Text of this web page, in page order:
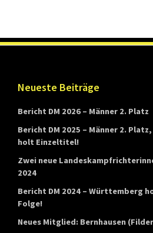
Footer
Neueste Beiträge
Bericht DM 2026 – Männer 2. Platz
Bericht DM 2025 – Männer 2.
holt Einzeltitel!
Zwei neue
2024
Bericht DM 2024 – Württemberg
Folge!
Neues Mitglied: Bernhausen